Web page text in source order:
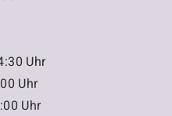
Uhr
Uhr
Uhr